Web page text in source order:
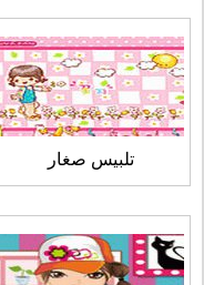
تلبيس صغار